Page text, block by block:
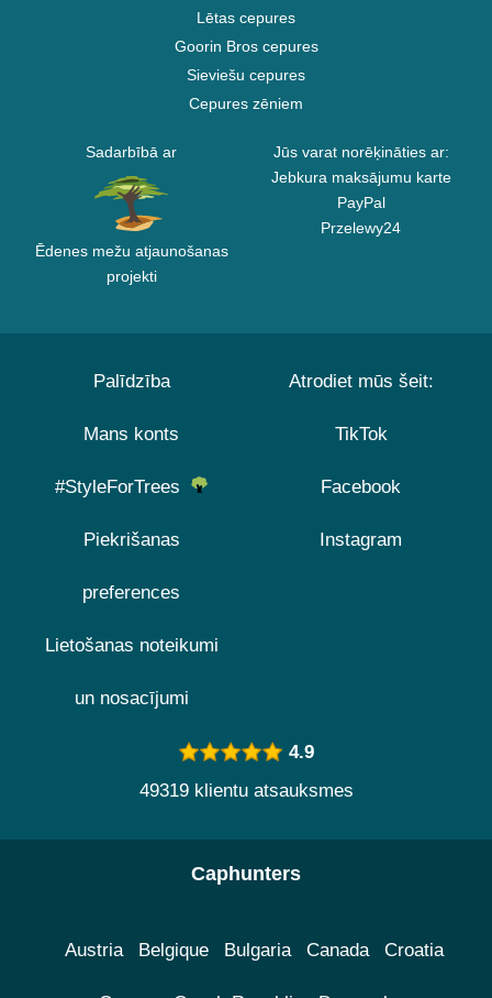
Lētas cepures
Goorin Bros cepures
Sieviešu cepures
Cepures zēniem
Sadarbībā ar
Ēdenes mežu atjaunošanas
projekti
Jūs varat norēķināties ar:
Jebkura maksājumu karte
PayPal
Przelewy24
Palīdzība
Mans konts
#StyleForTrees
Piekrišanas
preferences
Lietošanas noteikumi
un nosacījumi
Atrodiet mūs šeit:
TikTok
Facebook
Instagram
4.9
49319 klientu atsauksmes
Caphunters
Austria Belgique Bulgaria Canada Croatia